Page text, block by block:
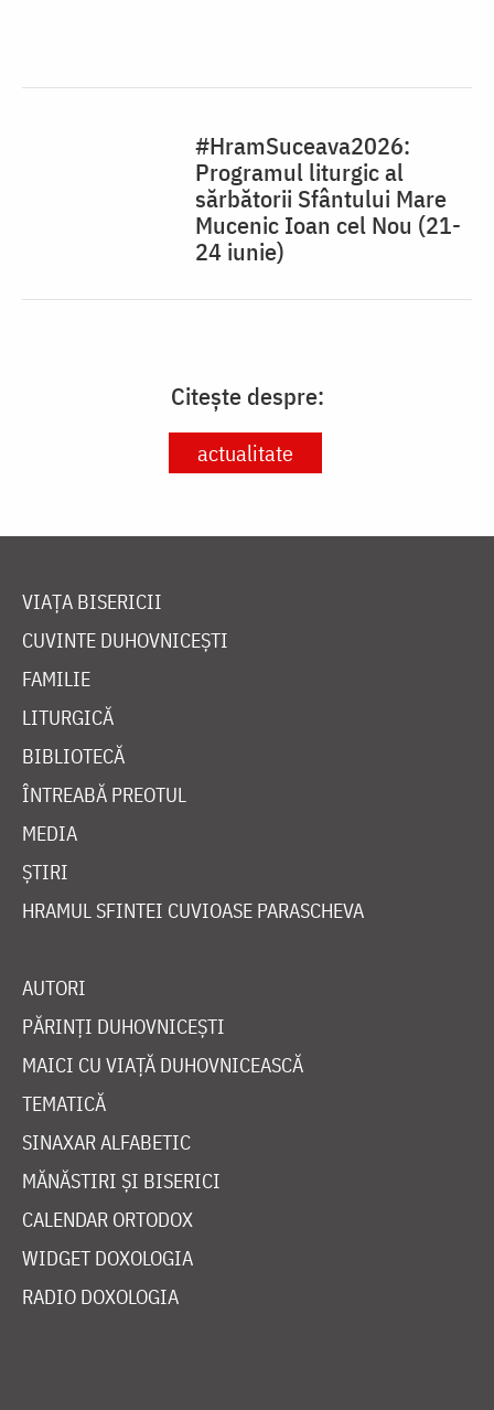
#HramSuceava2026:
Programul liturgic al
sărbătorii Sfântului Mare
Mucenic Ioan cel Nou (21-
24 iunie)
Citește despre:
actualitate
VIAȚA BISERICII
CUVINTE DUHOVNICEȘTI
FAMILIE
LITURGICĂ
BIBLIOTECĂ
ÎNTREABĂ PREOTUL
MEDIA
ȘTIRI
HRAMUL SFINTEI CUVIOASE PARASCHEVA
AUTORI
PĂRINȚI DUHOVNICEȘTI
MAICI CU VIAȚĂ DUHOVNICEASCĂ
TEMATICĂ
SINAXAR ALFABETIC
MĂNĂSTIRI ȘI BISERICI
CALENDAR ORTODOX
WIDGET DOXOLOGIA
RADIO DOXOLOGIA